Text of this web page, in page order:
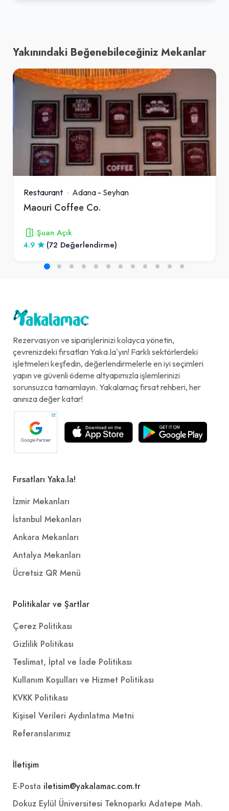
Yakınındaki Beğenebileceğiniz Mekanlar
Restaurant Adana - Seyhan
Maouri Coffee Co.
Şuan Açık
4.9
(72 Değerlendirme)
Rezervasyon ve siparişlerinizi kolayca yönetin,
çevrenizdeki fırsatları Yaka.la'yın! Farklı sektörlerdeki
işletmeleri keşfedin, değerlendirmelerle en iyi seçimleri
yapın ve güvenli ödeme altyapımızla işlemlerinizi
sorunsuzca tamamlayın. Yakalamaç fırsat rehberi, her
anınıza değer katar!
Fırsatları Yaka.la!
İzmir Mekanları
İstanbul Mekanları
Ankara Mekanları
Antalya Mekanları
Ücretsiz QR Menü
Politikalar ve Şartlar
Çerez Politikası
Gizlilik Politikası
Teslimat, İptal ve İade Politikası
Kullanım Koşulları ve Hizmet Politikası
KVKK Politikası
Kişisel Verileri Aydınlatma Metni
Referanslarımız
İletişim
E-Posta iletisim@yakalamac.com.tr
Dokuz Eylül Üniversitesi Teknoparkı Adatepe Mah.